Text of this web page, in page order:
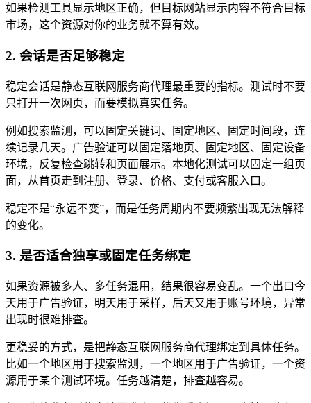
如果检测工具显示地区正确，但目标网站显示内容不符合目标
市场，这个资源对你的业务就不算有效。
2. 会话是否足够稳定
稳定会话是静态互联网服务商代理最重要的指标。测试时不要
只打开一次网页，而要模拟真实任务。
例如搜索监测，可以固定关键词、固定地区、固定时间段，连
续记录几天。广告验证可以固定落地页、固定地区、固定设备
环境，反复检查跳转和页面展示。本地化测试可以固定一组页
面，从首页走到注册、登录、价格、支付或客服入口。
稳定不是“永远不变”，而是任务周期内不要频繁出现无法解释
的变化。
3. 是否适合独享或固定任务绑定
如果资源被多人、多任务混用，结果很容易变乱。一个出口今
天用于广告验证，明天用于采样，后天又用于账号环境，异常
出现时很难排查。
更稳妥的方式，是把静态互联网服务商代理绑定到具体任务。
比如一个地区用于搜索监测，一个地区用于广告验证，一个资
源用于某个测试环境。任务越清楚，排查越容易。